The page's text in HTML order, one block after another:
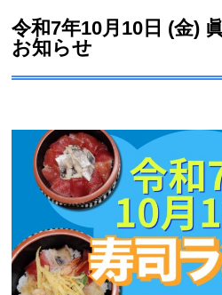
令和7年10月10日 (金)
お知らせ